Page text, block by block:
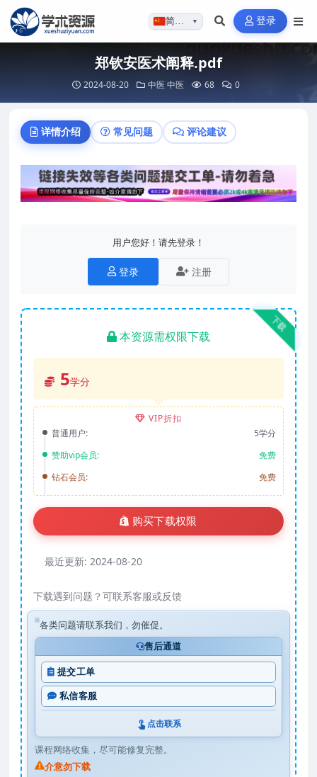
简体…▼ 登录
郑钦安医术阐释.pdf
2024-08-20 中医 中医 68 0
详情介绍 常见问题 评论建议
用户您好！请先登录！
登录 注册
下载
本资源需权限下载
5学分
VIP折扣
普通用户:
5学分
赞助vip会员:
免费
钻石会员:
免费
购买下载权限
最近更新: 2024-08-20
下载遇到问题？可联系客服或反馈
各类问题请联系我们，勿催促。
售后通道
提交工单
私信客服
点击联系
课程网络收集，尽可能修复完整。
介意勿下载